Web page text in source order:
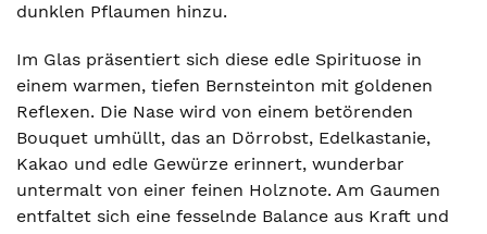
dunklen Pflaumen hinzu.
Im Glas präsentiert sich diese edle Spirituose in
einem warmen, tiefen Bernsteinton mit goldenen
Reflexen. Die Nase wird von einem betörenden
Bouquet umhüllt, das an Dörrobst, Edelkastanie,
Kakao und edle Gewürze erinnert, wunderbar
untermalt von einer feinen Holznote. Am Gaumen
entfaltet sich eine fesselnde Balance aus Kraft und